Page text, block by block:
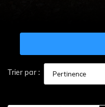
Trier par :